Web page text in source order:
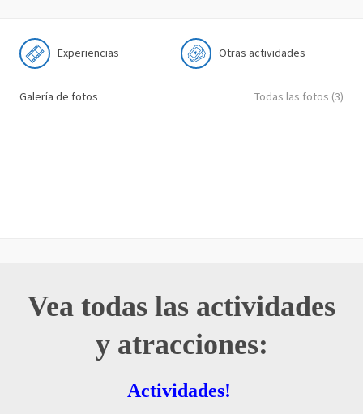
Experiencias Otras actividades
Galería de fotos Todas las fotos (3)
Vea todas las actividades
y atracciones:
Actividades!